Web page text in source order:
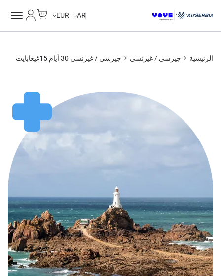
AR
EUR
الرئيسية جيرسي / غيرنسي جيرسي / غيرنسي 30 أيام 15غيغابايت